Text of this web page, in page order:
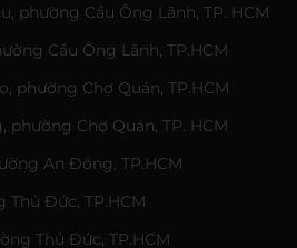
phường Cầu Ông Lãnh, TP. HCM
Cầu Ông Lãnh, TP.HCM
phường Chợ Quán, TP.HCM
phường Chợ Quán, TP. HCM
An Đông, TP.HCM
Thủ Đức, TP.HCM
Thủ Đức, TP.HCM